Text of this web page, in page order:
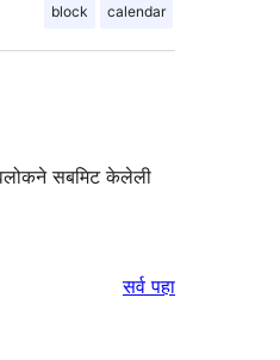
block calendar
सबमिट केलेली
सर्वपुनरावलोकने
पहा